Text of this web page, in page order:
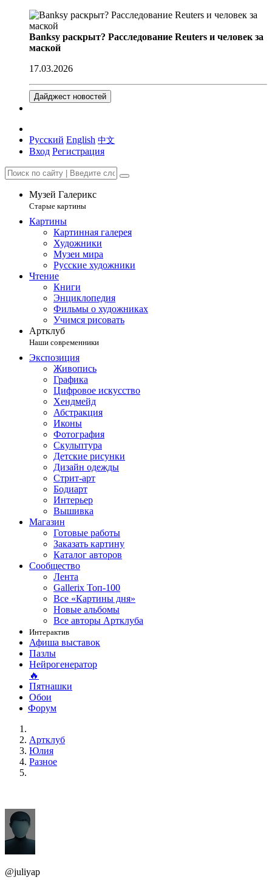
Banksy раскрыт? Расследование Reuters и человек за
маской
17.03.2026
Дайджест новостей
Русский English 中文
Вход Регистрация
Музей Галерикс
Старые картины
Картины
Картинная галерея
Художники
Музеи мира
Русские художники
Чтение
Книги
Энциклопедия
Фильмы о художниках
Учимся рисовать
Артклуб
Наши современники
Экспозиция
Живопись
Графика
Цифровое искусство
Хендмейд
Абстракция
Иконы
Фотография
Скульптура
Детские рисунки
Дизайн одежды
Стрит-арт
Бодиарт
Интерьер
Вышивка
Магазин
Готовые работы
Заказать картину
Каталог авторов
Сообщество
Лента
Gallerix Топ-100
Все «Картины дня»
Новые альбомы
Все авторы Артклуба
Интерактив
Афиша выставок
Пазлы
Нейрогенератор
🔥
Пятнашки
Обои
Форум
Артклуб
Юлия
Разное
@juliyap